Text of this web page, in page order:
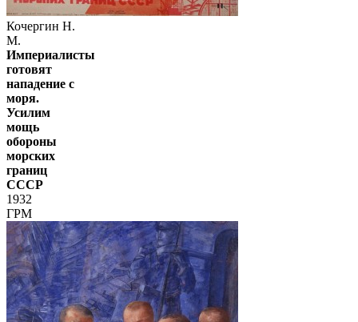
Кочергин Н.
М.
Империалисты
готовят
нападение с
моря.
Усилим
мощь
обороны
морских
границ
СССР
1932
ГРМ